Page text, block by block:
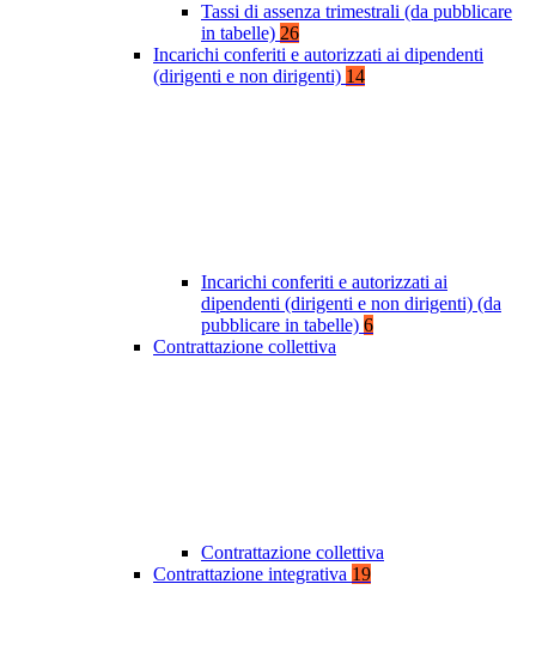
Tassi di assenza trimestrali (da pubblicare
in tabelle) 26
Incarichi conferiti e autorizzati ai dipendenti
(dirigenti e non dirigenti) 14
Incarichi conferiti e autorizzati ai
dipendenti (dirigenti e non dirigenti) (da
pubblicare in tabelle) 6
Contrattazione collettiva
Contrattazione collettiva
Contrattazione integrativa 19